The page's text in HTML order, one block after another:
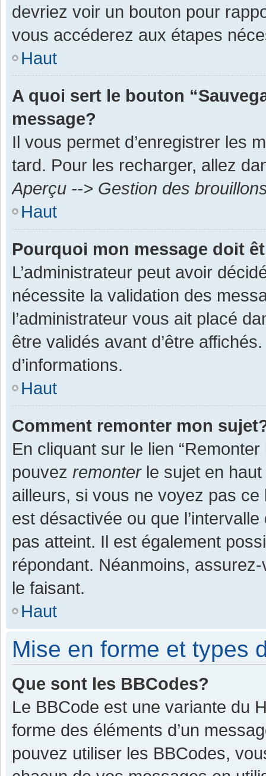
devriez voir un bouton pour
vous accéderez aux étapes
Haut
A quoi sert le bouton
message?
Il vous permet d’enregistrer les
tard. Pour les recharger, allez
Aperçu --> Gestion des
Haut
Pourquoi mon message doit
L’administrateur peut avoir
nécessite la validation des
l’administrateur vous ait placé
être validés avant d’être
d’informations.
Haut
Comment remonter mon
En cliquant sur le lien
pouvez remonterle sujet en haut
ailleurs, si vous ne voyez pas
est désactivée ou que
pas atteint. Il est également
répondant. Néanmoins,
le faisant.
Haut
Mise en forme et types
Que sont les BBCodes?
Le BBCode est une variante du
forme des éléments d’un
pouvez utiliser les BBCodes,